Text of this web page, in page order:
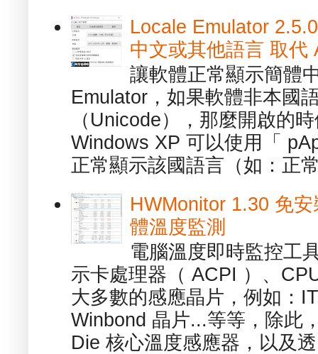
Locale Emulator
中文或其他語言 取代
讓軟體正常顯示簡體
Emulator，如果軟體非本國
（Unicode），那麼開啟的
Windows XP 可以使用「
正常顯示該國語言（如：正
HWMonitor 1.30 免
體溫度監測
電腦溫度即時監控工
示卡處理器（ ACPI ）、
大多數的感應晶片，例如：
Winbond 晶片...等等，除此
Die 核心溫度感應器，以及